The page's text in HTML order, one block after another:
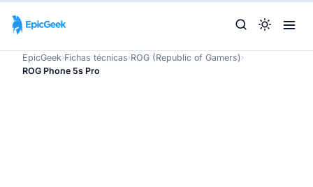
EpicGeek›Fichas técnicas›ROG (Republic of Gamers)›
ROG Phone 5s Pro